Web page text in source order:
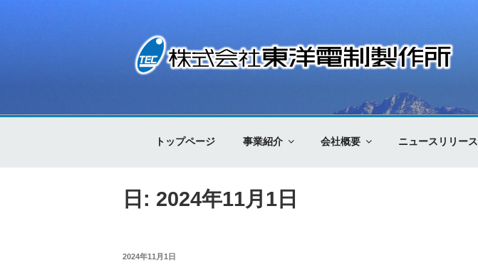
株式会社東洋電制製作所
トップページ 事業紹介 会社概要 ニュースリリース
日: 2024年11月1日
投
2024年11月1日